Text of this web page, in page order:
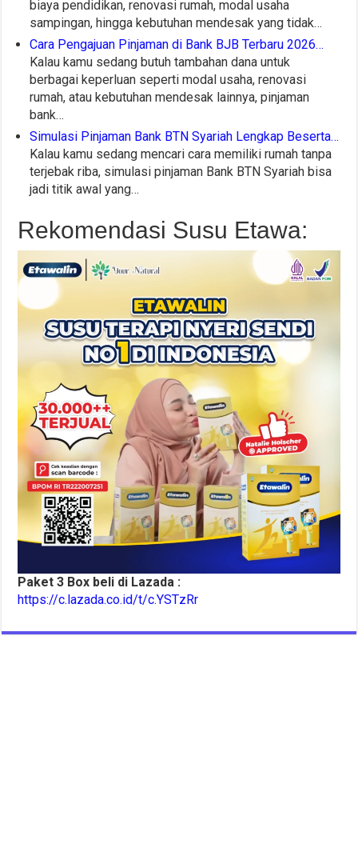
biaya pendidikan, renovasi rumah, modal usaha
sampingan, hingga kebutuhan mendesak yang tidak…
Cara Pengajuan Pinjaman di Bank BJB Terbaru 2026…
Kalau kamu sedang butuh tambahan dana untuk
berbagai keperluan seperti modal usaha, renovasi
rumah, atau kebutuhan mendesak lainnya, pinjaman
bank…
Simulasi Pinjaman Bank BTN Syariah Lengkap Beserta…
Kalau kamu sedang mencari cara memiliki rumah tanpa
terjebak riba, simulasi pinjaman Bank BTN Syariah bisa
jadi titik awal yang…
Rekomendasi Susu Etawa:
Paket 3 Box beli di Lazada :
https://c.lazada.co.id/t/c.YSTzRr